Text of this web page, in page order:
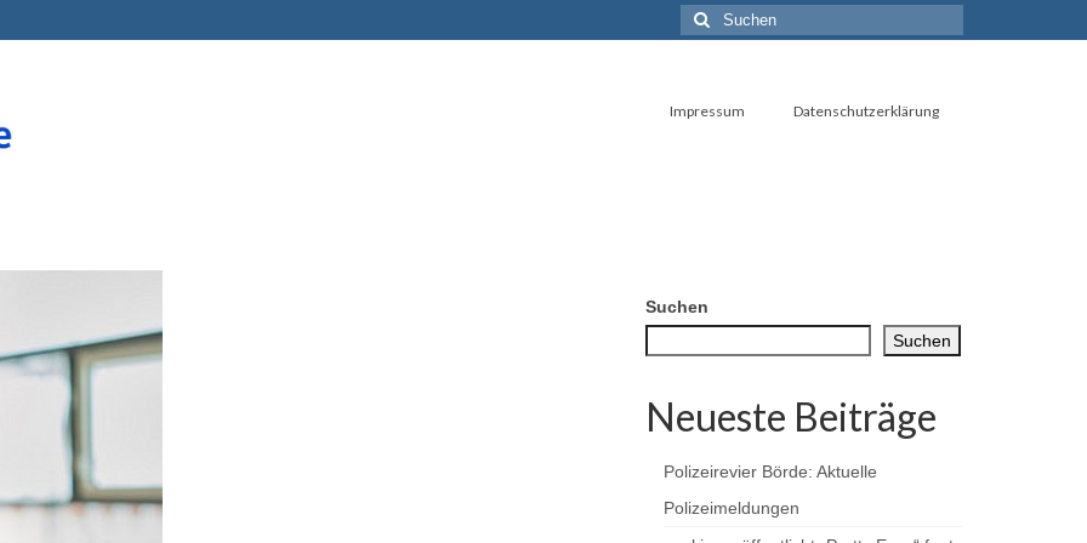
Suchen
nach:
Impressum Datenschutzerklärung
Suchen
Suchen
Neueste Beiträge
Polizeirevier Börde: Aktuelle
Polizeimeldungen